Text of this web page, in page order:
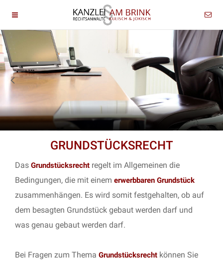
GRUNDSTÜCKSRECHT
Das Grundstücksrecht regelt im Allgemeinen die
Bedingungen, die mit einem erwerbbaren Grundstück
zusammenhängen. Es wird somit festgehalten, ob auf
dem besagten Grundstück gebaut werden darf und
was genau gebaut werden darf.
Bei Fragen zum Thema Grundstücksrecht können Sie